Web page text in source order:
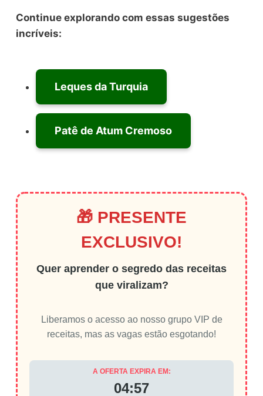
Continue explorando com essas sugestões
incríveis:
Leques da Turquia
Patê de Atum Cremoso
🎁 PRESENTE
EXCLUSIVO!
Quer aprender o segredo das receitas
que viralizam?
Liberamos o acesso ao nosso grupo VIP de
receitas, mas as vagas estão esgotando!
A OFERTA EXPIRA EM:
04:56